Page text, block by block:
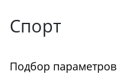
Спорт
Подбор параметров